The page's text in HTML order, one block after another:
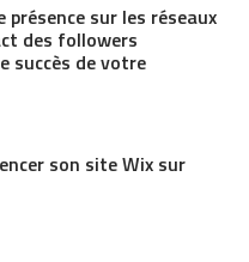
sur les réseaux
des followers
succès de votre
son site Wix sur